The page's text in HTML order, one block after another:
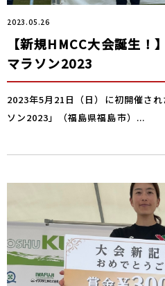
2023.05.26
【新規HMCC大会誕生！
マラソン2023
2023年5月21日（日）に初開催さ
ソン2023」（福島県福島市）...